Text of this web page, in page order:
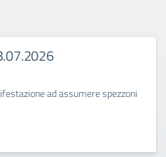
ad assumere spezzoni